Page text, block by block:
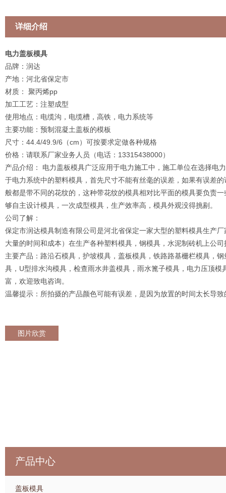
详细介绍
电力盖板模具
品牌：润达
产地：河北省保定市
材质： 聚丙烯pp
加工工艺：注塑成型
使用地点：电缆沟，电缆槽，高铁，电力系统等
主要功能：预制混凝土盖板的模板
尺寸：44.4/49.9/6（cm）可按要求定做各种规格
价格：请联系厂家业务人员（电话：13315438000）
产品介绍： 电力盖板模具广泛应用于电力施工中，施工单位在选择电
于电力系统中的塑料模具，首先尺寸不能有丝毫的误差，如果有误差
般都是带不同的花纹的，这种带花纹的模具相对比平面的模具要负责
够自主设计模具，一次成型模具，生产效率高，模具外观没得挑剔。
公司了解：
保定市润达模具制造有限公司是河北省保定一家大型的塑料模具生产
大量的时间和成本）在生产各种塑料模具，钢模具，水泥制砖机上公
主要产品：路沿石模具，护坡模具，盖板模具，铁路路基栅栏模具，
具，U型排水沟模具，检查雨水井盖模具，雨水篦子模具，电力压顶
富，欢迎致电咨询。
温馨提示：所拍摄的产品颜色可能有误差，是因为放置的时间太长导
图片欣赏
产品中心
盖板模具